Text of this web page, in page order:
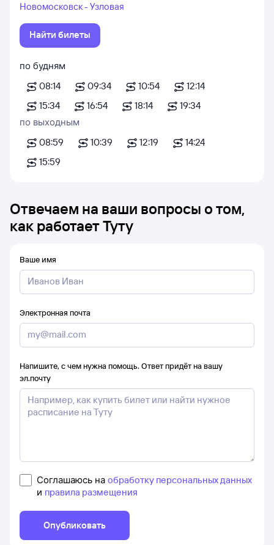
Новомосковск - Узловая
Найти билеты
по будням
08:14
09:34 10:54
12:14
15:34
16:54 18:14
19:34
по выходным
08:59
10:39 12:19
14:24
15:59
Отвечаем на ваши вопросы о том,
как работает Туту
Ваше имя
Электронная почта
Напишите, с чем нужна помощь. Ответ придёт на вашу
эл.почту
Соглашаюсь на обработку персональных данных
и правила размещения
Опубликовать